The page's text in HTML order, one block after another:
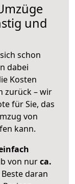
und
schon
dabei
Kosten
zurück – wir
für Sie, das
von
kann.
von nurca.
daran